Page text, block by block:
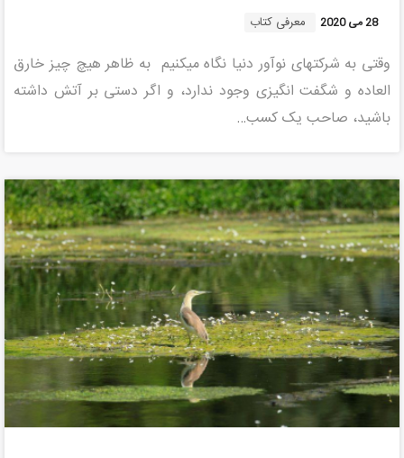
28 می 2020 معرفی کتاب
وقتی به شرکت­های نوآور دنیا نگاه می­کنیم به ظاهر هیچ چیز خارق
العاده­ و شگفت انگیزی وجود ندارد، و اگر دستی بر آتش داشته
باشید، صاحب یک کسب…